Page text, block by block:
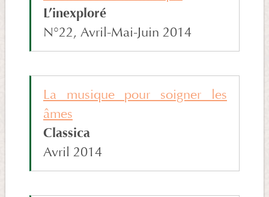
L’inexploré
N°22, Avril-Mai-Juin 2014
La musique pour soigner les
âmes
Classica
Avril 2014